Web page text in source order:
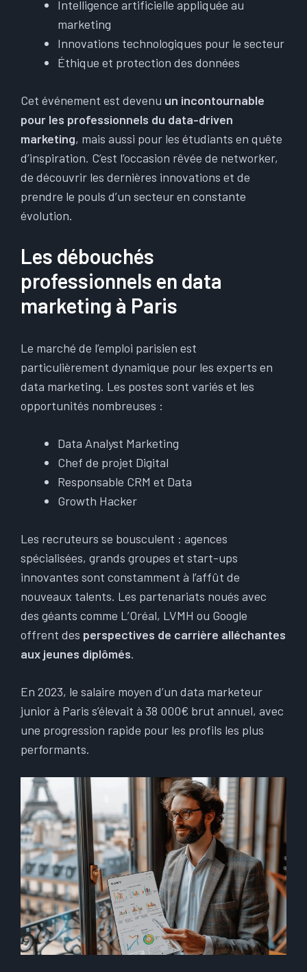
Intelligence artificielle appliquée au
marketing
Innovations technologiques pour le secteur
Éthique et protection des données
Cet événement est devenu un incontournable
pour les professionnels du data-driven
marketing, mais aussi pour les étudiants en quête
d’inspiration. C’est l’occasion rêvée de networker,
de découvrir les dernières innovations et de
prendre le pouls d’un secteur en constante
évolution.
Les débouchés
professionnels en data
marketing à Paris
Le marché de l’emploi parisien est
particulièrement dynamique pour les experts en
data marketing. Les postes sont variés et les
opportunités nombreuses :
Data Analyst Marketing
Chef de projet Digital
Responsable CRM et Data
Growth Hacker
Les recruteurs se bousculent : agences
spécialisées, grands groupes et start-ups
innovantes sont constamment à l’affût de
nouveaux talents. Les partenariats noués avec
des géants comme L’Oréal, LVMH ou Google
offrent des perspectives de carrière alléchantes
aux jeunes diplômés.
En 2023, le salaire moyen d’un data marketeur
junior à Paris s’élevait à 38 000€ brut annuel, avec
une progression rapide pour les profils les plus
performants.